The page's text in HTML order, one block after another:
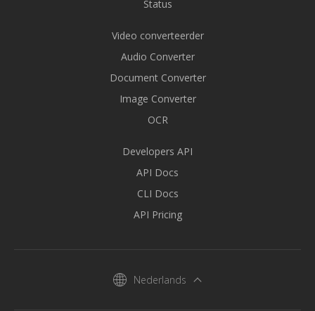
Status
Video converteerder
Audio Converter
Document Converter
Image Converter
OCR
Developers API
API Docs
CLI Docs
API Pricing
Nederlands